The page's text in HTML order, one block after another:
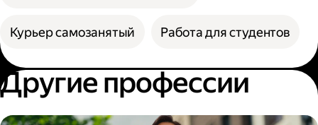
Курьер самозанятый Работа для студентов
Другие профессии